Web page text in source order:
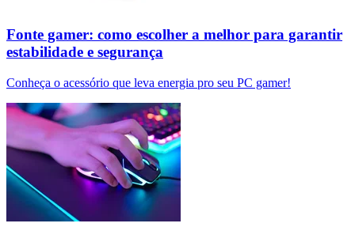
Fonte gamer: como escolher a melhor para garantir
estabilidade e segurança
Conheça o acessório que leva energia pro seu PC gamer!